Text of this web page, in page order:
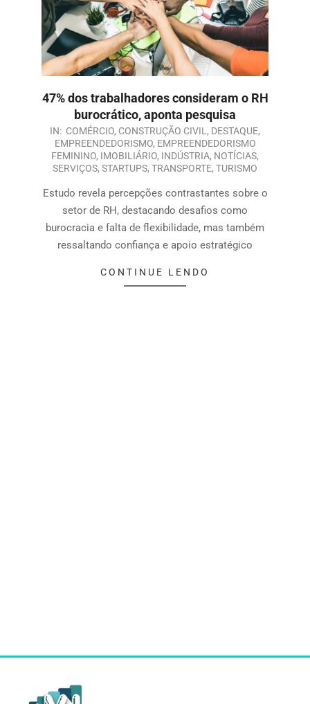
47% dos trabalhadores consideram o RH
burocrático, aponta pesquisa
IN: COMÉRCIO, CONSTRUÇÃO CIVIL , DESTAQUE,
EMPREENDEDORISMO, EMPREENDEDORISMO
FEMININO, IMOBILIÁRIO, INDÚSTRIA, NOTÍCIAS,
SERVIÇOS, STARTUPS, TRANSPORTE, TURISMO
Estudo revela percepções contrastantes sobre o
setor de RH, destacando desafios como
burocracia e falta de flexibilidade, mas também
ressaltando confiança e apoio estratégico
CONTINUE LENDO